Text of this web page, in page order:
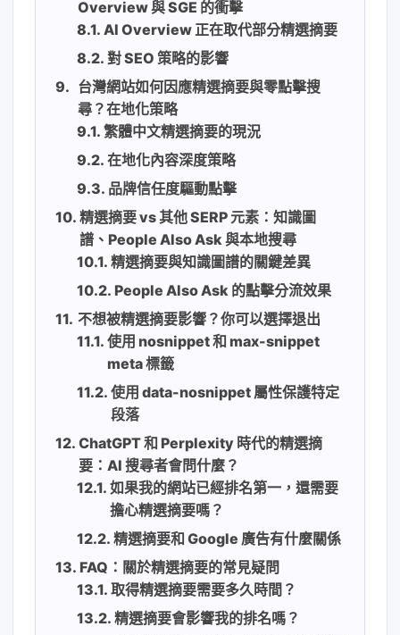
Overview 與 SGE 的衝擊
AI Overview 正在取代部分精選摘要
對 SEO 策略的影響
台灣網站如何因應精選摘要與零點擊搜
尋？在地化策略
繁體中文精選摘要的現況
在地化內容深度策略
品牌信任度驅動點擊
精選摘要 vs 其他 SERP 元素：知識圖
譜、People Also Ask 與本地搜尋
精選摘要與知識圖譜的關鍵差異
People Also Ask 的點擊分流效果
不想被精選摘要影響？你可以選擇退出
使用 nosnippet 和 max-snippet
meta 標籤
使用 data-nosnippet 屬性保護特定
段落
ChatGPT 和 Perplexity 時代的精選摘
要：AI 搜尋者會問什麼？
如果我的網站已經排名第一，還需要
擔心精選摘要嗎？
精選摘要和 Google 廣告有什麼關係
FAQ：關於精選摘要的常見疑問
取得精選摘要需要多久時間？
精選摘要會影響我的排名嗎？